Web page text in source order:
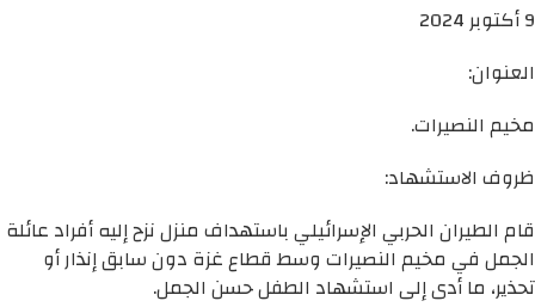
9 أكتوبر 2024
العنوان:
مخيم النصيرات.
ظروف الاستشهاد:
قام الطيران الحربي الإسرائيلي باستهداف منزل نزح إليه أفراد عائلة
الجمل في مخيم النصيرات وسط قطاع غزة دون سابق إنذار أو
تحذير، ما أدى إلى استشهاد الطفل حسن الجمل.